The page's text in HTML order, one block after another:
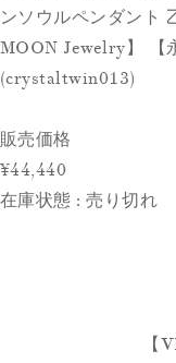
ンソウルペンダント
MOON Jewelry】 【
(crystaltwin013)
販売価格
¥44,440
在庫状態 : 売り切れ
【